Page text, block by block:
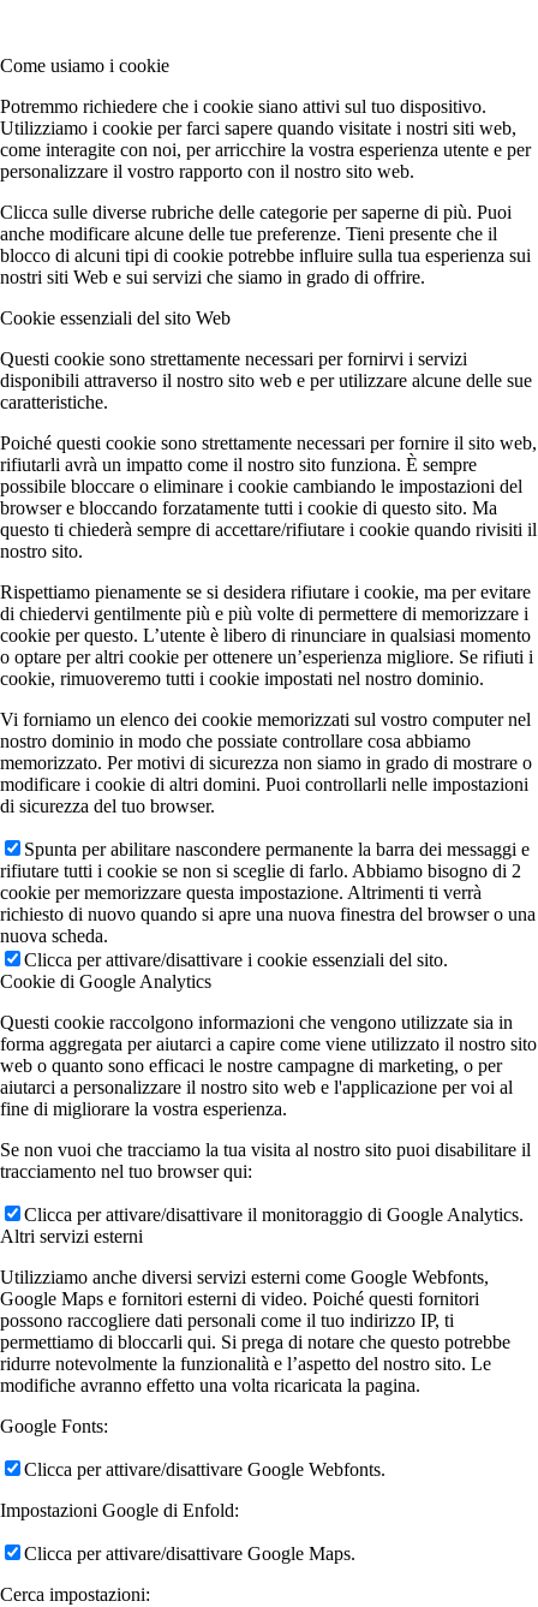
Come usiamo i cookie
Potremmo richiedere che i cookie siano attivi sul tuo dispositivo.
Utilizziamo i cookie per farci sapere quando visitate i nostri siti web,
come interagite con noi, per arricchire la vostra esperienza utente e per
personalizzare il vostro rapporto con il nostro sito web.
Clicca sulle diverse rubriche delle categorie per saperne di più. Puoi
anche modificare alcune delle tue preferenze. Tieni presente che il
blocco di alcuni tipi di cookie potrebbe influire sulla tua esperienza sui
nostri siti Web e sui servizi che siamo in grado di offrire.
Cookie essenziali del sito Web
Questi cookie sono strettamente necessari per fornirvi i servizi
disponibili attraverso il nostro sito web e per utilizzare alcune delle sue
caratteristiche.
Poiché questi cookie sono strettamente necessari per fornire il sito web,
rifiutarli avrà un impatto come il nostro sito funziona. È sempre
possibile bloccare o eliminare i cookie cambiando le impostazioni del
browser e bloccando forzatamente tutti i cookie di questo sito. Ma
questo ti chiederà sempre di accettare/rifiutare i cookie quando rivisiti il
nostro sito.
Rispettiamo pienamente se si desidera rifiutare i cookie, ma per evitare
di chiedervi gentilmente più e più volte di permettere di memorizzare i
cookie per questo. L’utente è libero di rinunciare in qualsiasi momento
o optare per altri cookie per ottenere un’esperienza migliore. Se rifiuti i
cookie, rimuoveremo tutti i cookie impostati nel nostro dominio.
Vi forniamo un elenco dei cookie memorizzati sul vostro computer nel
nostro dominio in modo che possiate controllare cosa abbiamo
memorizzato. Per motivi di sicurezza non siamo in grado di mostrare o
modificare i cookie di altri domini. Puoi controllarli nelle impostazioni
di sicurezza del tuo browser.
Spunta per abilitare nascondere permanente la barra dei messaggi e
rifiutare tutti i cookie se non si sceglie di farlo. Abbiamo bisogno di 2
cookie per memorizzare questa impostazione. Altrimenti ti verrà
richiesto di nuovo quando si apre una nuova finestra del browser o una
nuova scheda.
Clicca per attivare/disattivare i cookie essenziali del sito.
Cookie di Google Analytics
Questi cookie raccolgono informazioni che vengono utilizzate sia in
forma aggregata per aiutarci a capire come viene utilizzato il nostro sito
web o quanto sono efficaci le nostre campagne di marketing, o per
aiutarci a personalizzare il nostro sito web e l'applicazione per voi al
fine di migliorare la vostra esperienza.
Se non vuoi che tracciamo la tua visita al nostro sito puoi disabilitare il
tracciamento nel tuo browser qui:
Clicca per attivare/disattivare il monitoraggio di Google Analytics.
Altri servizi esterni
Utilizziamo anche diversi servizi esterni come Google Webfonts,
Google Maps e fornitori esterni di video. Poiché questi fornitori
possono raccogliere dati personali come il tuo indirizzo IP, ti
permettiamo di bloccarli qui. Si prega di notare che questo potrebbe
ridurre notevolmente la funzionalità e l’aspetto del nostro sito. Le
modifiche avranno effetto una volta ricaricata la pagina.
Google Fonts:
Clicca per attivare/disattivare Google Webfonts.
Impostazioni Google di Enfold:
Clicca per attivare/disattivare Google Maps.
Cerca impostazioni: